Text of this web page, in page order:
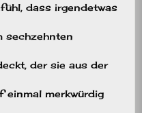
dass irgendetwas
sechzehnten
der sie aus der
einmal merkwürdig